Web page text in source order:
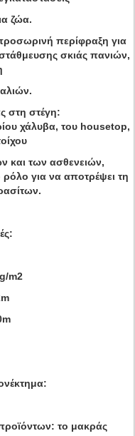
ζώα.
περίφραξη για
σκιάς πανιών,
στη στέγη:
χάλυβα, του housetop,
των ασθενειών,
ρόλο για να αποτρέψει τη
m2
το μακράς